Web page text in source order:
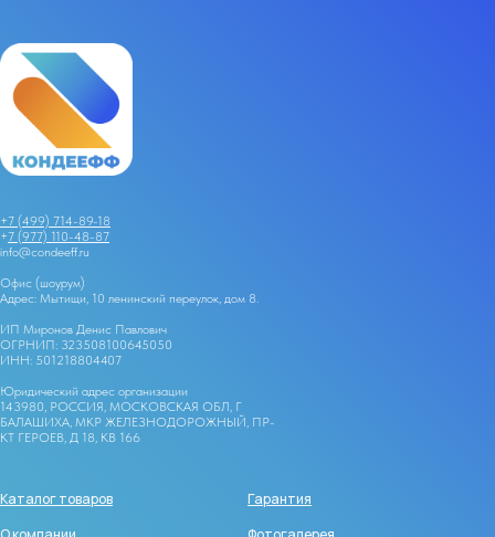
+7 (499) 714-89-18
+7 (977) 110-48-87
info@condeeff.ru
Офис (шоурум)
Адрес: Мытищи, 10 ленинский переулок, дом 8.
ИП Миронов Денис Павлович
ОГРНИП: 323508100645050
ИНН: 501218804407
Юридический адрес организации
143980, РОССИЯ, МОСКОВСКАЯ ОБЛ, Г
БАЛАШИХА, МКР ЖЕЛЕЗНОДОРОЖНЫЙ, ПР-
КТ ГЕРОЕВ, Д 18, КВ 166
Каталог товаров
Гарантия